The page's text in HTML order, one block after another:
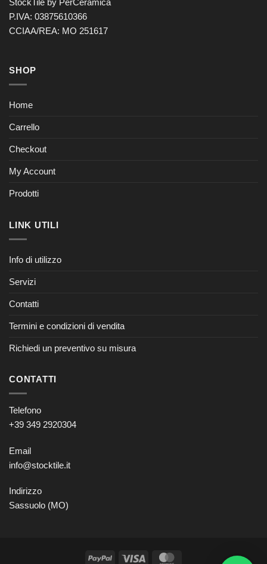
StockTile by PerCeramica
P.IVA: 03875610366
CCIAA/REA: MO 251617
SHOP
Home
Carrello
Checkout
My Account
Prodotti
LINK UTILI
Info di utilizzo
Servizi
Contatti
Termini e condizioni di vendita
Richiedi un preventivo su misura
CONTATTI
Telefono
+39 349 2920304
Email
info@stocktile.it
Indirizzo
Sassuolo (MO)